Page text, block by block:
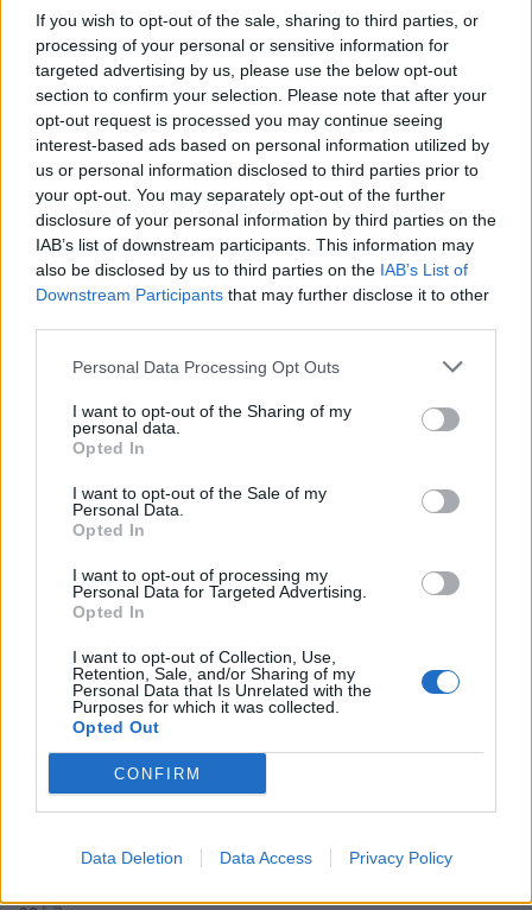
If you wish to opt-out of the sale, sharing to third parties, or
processing of your personal or sensitive information for
targeted advertising by us, please use the below opt-out
section to confirm your selection. Please note that after your
opt-out request is processed you may continue seeing
interest-based ads based on personal information utilized by
us or personal information disclosed to third parties prior to
your opt-out. You may separately opt-out of the further
disclosure of your personal information by third parties on the
IAB’s list of downstream participants. This information may
also be disclosed by us to third parties on the IAB’s List of
Downstream Participants that may further disclose it to other
Personal Data Processing Opt Outs
I want to opt-out of the Sharing of my
personal data.
Opted In
I want to opt-out of the Sale of my
Personal Data.
Opted In
I want to opt-out of processing my
Personal Data for Targeted Advertising.
Opted In
I want to opt-out of Collection, Use,
Retention, Sale, and/or Sharing of my
Personal Data that Is Unrelated with the
Purposes for which it was collected.
Opted Out
CONFIRM
Data Deletion Data Access Privacy Policy
yo lo probé en el mío y de fábula, un saludo
Responder
acanogon
Publicado7 de Junio del 2004
En mi caso, ya no tiene solucion, el seguro lo pagara igual, nunca
pone pegas para nada, jejejeje
Responder
Publicado7 de Junio del 2004
gracias, mañana se lo comentare a los de mi seguro, mientras
luego lo limpiare un poco y le pondre un poco de celo para que
no entre nada
Responder
la_bomba!!!
Publicado7 de Junio del 2004
intento no pegarme mucho a las camiones................y cuando veo